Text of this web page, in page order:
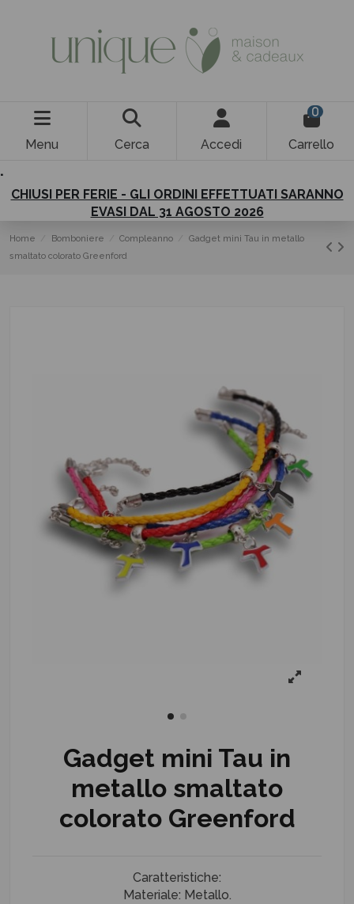
Menu Cerca Accedi
0
Carrello
.
CHIUSI PER FERIE - GLI ORDINI EFFETTUATI SARANNO
EVASI DAL 31 AGOSTO 2026
Home Bomboniere Compleanno
Gadget mini Tau in metallo
smaltato colorato Greenford
Gadget mini Tau in
metallo smaltato
colorato Greenford
Caratteristiche:
Materiale: Metallo.